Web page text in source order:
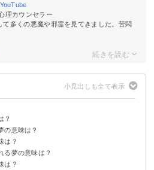
YouTube
理カウンセラー
て多くの悪魔や邪霊を見てきました。苦悶
？
の意味は？
告夢】
る夢【吉夢】
夢】
告夢】
夢】
は？
】
る夢【吉夢】
【警告夢】
吉夢】
】
】
】
る夢の意味は？
夢【吉夢】
る夢【吉夢】
】
】
は？